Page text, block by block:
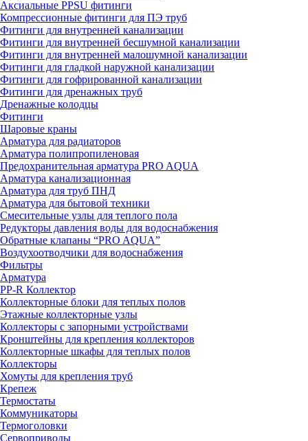
Аксиальные PPSU фитинги
Компрессионные фитинги для ПЭ труб
Фитинги для внутренней канализации
Фитинги для внутренней бесшумной канализации
Фитинги для внутренней малошумной канализации
Фитинги для гладкой наружной канализации
Фитинги для гофрированной канализации
Фитинги для дренажных труб
Дренажные колодцы
Фитинги
Шаровые краны
Арматура для радиаторов
Арматура полипропиленовая
Предохранительная арматура PRO AQUA
Арматура канализационная
Арматура для труб ПНД
Арматура для бытовой техники
Смесительные узлы для теплого пола
Редукторы давления воды для водоснабжения
Обратные клапаны “PRO AQUA”
Воздухоотводчики для водоснабжения
Фильтры
Арматура
PP-R Коллектор
Коллекторные блоки для теплых полов
Этажные коллекторные узлы
Коллекторы с запорными устройствами
Кронштейны для крепления коллекторов
Коллекторные шкафы для теплых полов
Коллекторы
Хомуты для крепления труб
Крепеж
Термостаты
Коммуникаторы
Термоголовки
Сервоприводы